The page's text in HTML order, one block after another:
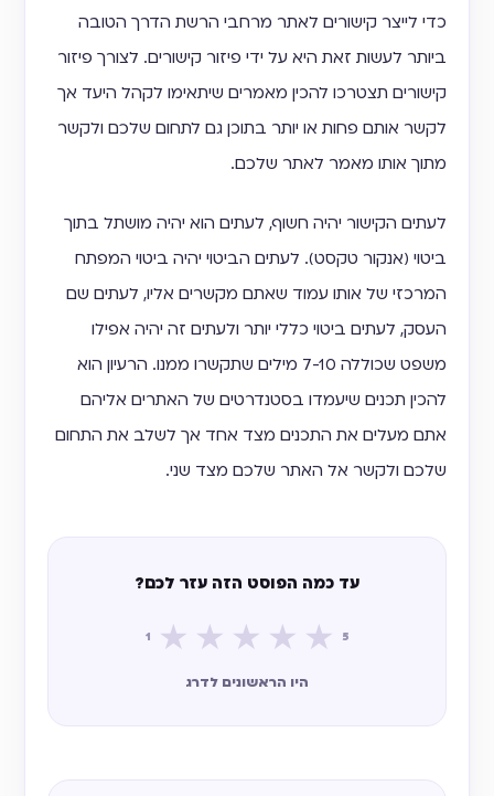
כדי לייצר קישורים לאתר מרחבי הרשת הדרך הטובה
ביותר לעשות זאת היא על ידי פיזור קישורים. לצורך פיזור
קישורים תצטרכו להכין מאמרים שיתאימו לקהל היעד אך
לקשר אותם פחות או יותר בתוכן גם לתחום שלכם ולקשר
מתוך אותו מאמר לאתר שלכם.
לעתים הקישור יהיה חשוף, לעתים הוא יהיה מושתל בתוך
ביטוי (אנקור טקסט). לעתים הביטוי יהיה ביטוי המפתח
המרכזי של אותו עמוד שאתם מקשרים אליו, לעתים שם
העסק, לעתים ביטוי כללי יותר ולעתים זה יהיה אפילו
משפט שכוללה 7-10 מילים שתקשרו ממנו. הרעיון הוא
להכין תכנים שיעמדו בסטנדרטים של האתרים אליהם
אתם מעלים את התכנים מצד אחד אך לשלב את התחום
שלכם ולקשר אל האתר שלכם מצד שני.
עד כמה הפוסט הזה עזר לכם?
1 ★ ★ ★ ★ ★ 5
היו הראשונים לדרג